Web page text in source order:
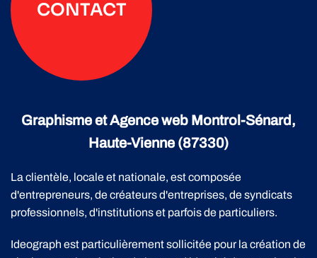
CONTACT
Graphisme et Agence web Montrol-Sénard,
Haute-Vienne (87330)
La clientèle, locale et nationale, est composée
d'entrepreneurs, de créateurs d'entreprises, de syndicats
professionnels, d'institutions et parfois de particuliers.
Ideograph est particulièrement sollicitée pour la création de